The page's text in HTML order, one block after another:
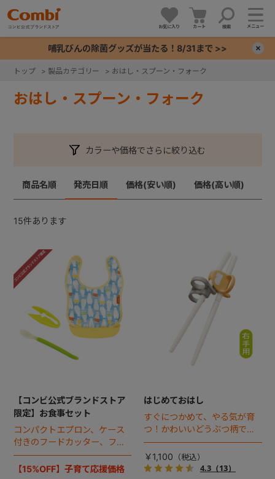
お気に入り カート 検索 メニュー
哺乳びんの除菌グッズが当たる！8/31まで >>
トップ > 製品カテゴリー > おはし・スプーン・フォーク
おはし・スプーン・フォーク
カラーや価格でさらに絞り込む
商品名順 発売日順 価格(安い順) 価格(高い順)
15件あります
【コンビ公式ブランドストア
限定】お食事セット
コンパクトエプロン、ケース
付きのフードカッター、フィ
ーディングスプーンのお得な
セット。
【15%OFF】子育て応援価格
はじめておはし
すぐにつかめて、やる気が育
つ！かわいいどうぶつ柄でプ
ラスチックの日本製おはし。3
つのポイントですぐに使え、3
ステップで長く使える右手用
￥1,100
4.3（13）